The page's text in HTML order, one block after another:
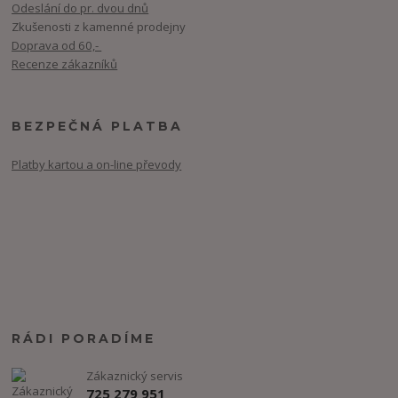
Odeslání do pr. dvou dnů
Zkušenosti z kamenné prodejny
Doprava od 60,-
Recenze zákazníků
BEZPEČNÁ PLATBA
Platby kartou a on-line převody
RÁDI PORADÍME
Zákaznický servis
725 279 951